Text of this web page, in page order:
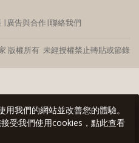
∣廣告與合作∣聯絡我們
版權所有 未經授權禁止轉貼或節錄
我們的網站並改善您的體驗。
受我們使用cookies，點此查看